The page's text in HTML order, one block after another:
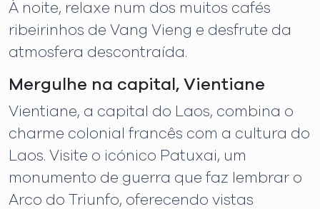
À noite, relaxe num dos muitos cafés
ribeirinhos de Vang Vieng e desfrute da
atmosfera descontraída.
Mergulhe na capital, Vientiane
Vientiane, a capital do Laos, combina o
charme colonial francês com a cultura do
Laos. Visite o icónico Patuxai, um
monumento de guerra que faz lembrar o
Arco do Triunfo, oferecendo vistas